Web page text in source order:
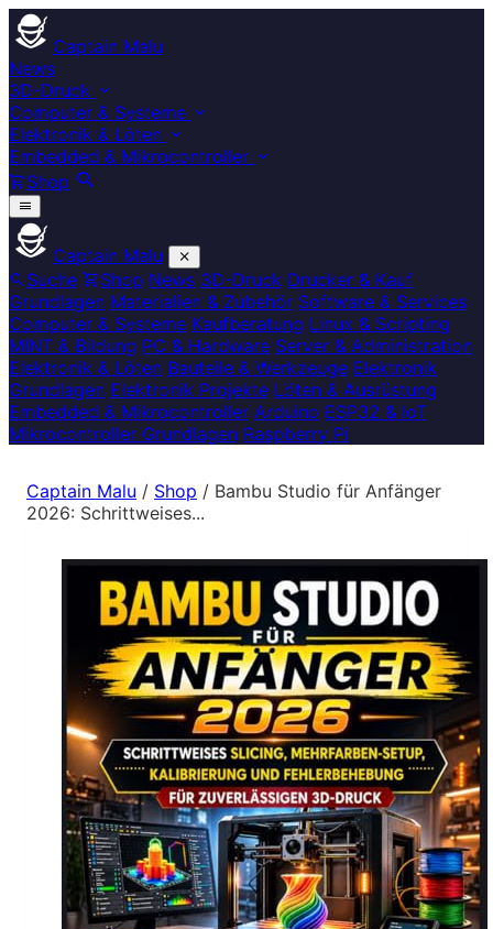
Captain Malu
News
3D-Druck
Computer & Systeme
Elektronik & Löten
Embedded & Mikrocontroller
Shop
Captain Malu
Suche
Shop News 3D-Druck Drucker & Kauf
Grundlagen Materialien & Zubehör Software & Services
Computer & Systeme Kaufberatung Linux & Scripting
MINT & Bildung PC & Hardware Server & Administration
Elektronik & Löten Bauteile & Werkzeuge Elektronik
Grundlagen Elektronik Projekte Löten & Ausrüstung
Embedded & Mikrocontroller Arduino ESP32 & IoT
Mikrocontroller Grundlagen Raspberry Pi
Captain Malu / Shop / Bambu Studio für Anfänger
2026: Schrittweises...